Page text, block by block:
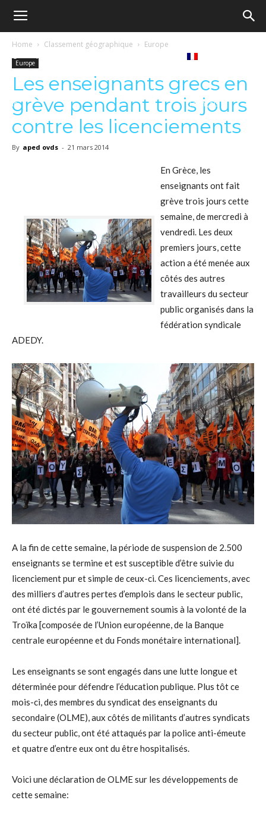
Ecole
démocratique
–
Tribunes
Français
Home Classement géographique Europe
Europe
Les enseignants grecs en
grève pendant trois jours
contre les licenciements
By aped ovds - 21 mars 2014
En Grèce, les
enseignants ont fait
grève trois jours cette
semaine, de mercredi à
vendredi. Les deux
premiers jours, cette
action a été menée aux
côtés des autres
travailleurs du secteur
public organisés dans la
fédération syndicale
ADEDY.
A la fin de cette semaine, la période de suspension de 2.500
enseignants se termine et est susceptible d’être suivie du
licenciement pur et simple de ceux-ci. Ces licenciements, avec
des milliers d’autres pertes d’emplois dans le secteur public,
ont été dictés par le gouvernement soumis à la volonté de la
Troïka [composée de l’Union européenne, de la Banque
centrale européenne et du Fonds monétaire international].
Les enseignants se sont engagés dans une lutte longue et
déterminée pour défendre l’éducation publique. Plus tôt ce
mois-ci, des membres du syndicat des enseignants du
secondaire (OLME), aux côtés de militants d’autres syndicats
du secteur public, ont été attaqués par la police anti-émeute
et quatre d’entre eux ont du être hospitalisés.
Voici une déclaration de OLME sur les développements de
cette semaine: